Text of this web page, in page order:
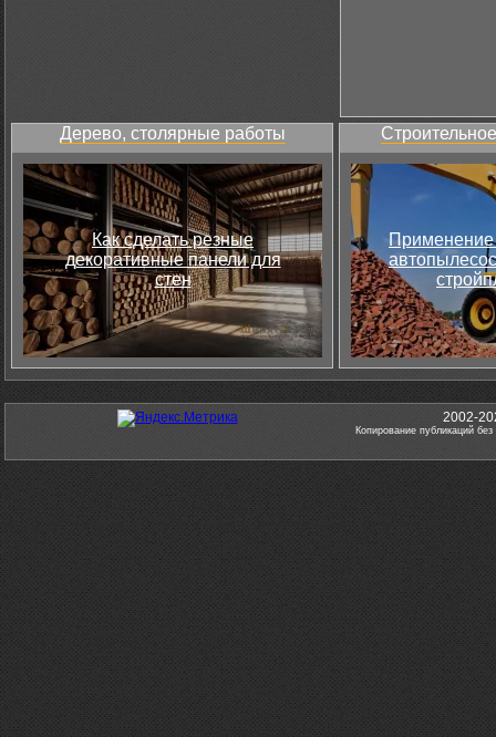
Дерево, столярные работы
Как сделать резные
декоративные панели для
стен
Применение
2002-
Копирование публикаций